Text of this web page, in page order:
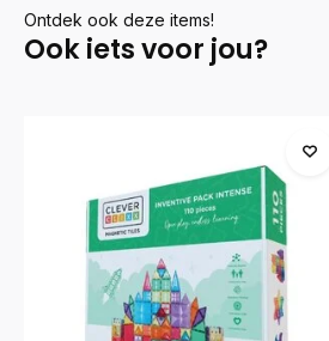
Ontdek ook deze items!
Ook iets voor jou?